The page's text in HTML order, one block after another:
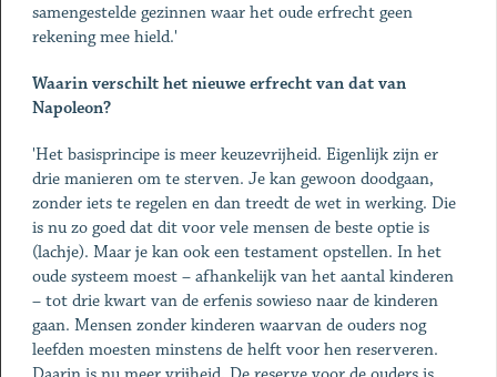
samengestelde gezinnen waar het oude erfrecht geen
rekening mee hield.'
Waarin verschilt het nieuwe erfrecht van dat van
Napoleon?
'Het basisprincipe is meer keuzevrijheid. Eigenlijk zijn er
drie manieren om te sterven. Je kan gewoon doodgaan,
zonder iets te regelen en dan treedt de wet in werking. Die
is nu zo goed dat dit voor vele mensen de beste optie is
(lachje). Maar je kan ook een testament opstellen. In het
oude systeem moest – afhankelijk van het aantal kinderen
– tot drie kwart van de erfenis sowieso naar de kinderen
gaan. Mensen zonder kinderen waarvan de ouders nog
leefden moesten minstens de helft voor hen reserveren.